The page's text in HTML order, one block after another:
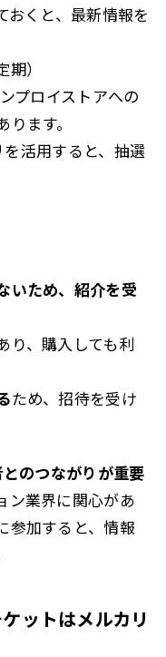
おくと、最新情報を
期）
プロイストアへの
ます。
活用すると、抽選
いため、紹介を受
り、購入しても利
ため、招待を受け
のつながりが重要
ン業界に関心があ
参加すると、情報
ットはメルカリ